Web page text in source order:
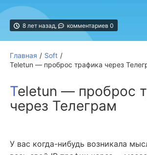
8 лет назад, комментариев 0
Главная
Soft
Teletun — проброс трафика через
Teletun — проброс трафика
через Телеграм
У вас когда-нибудь возникала